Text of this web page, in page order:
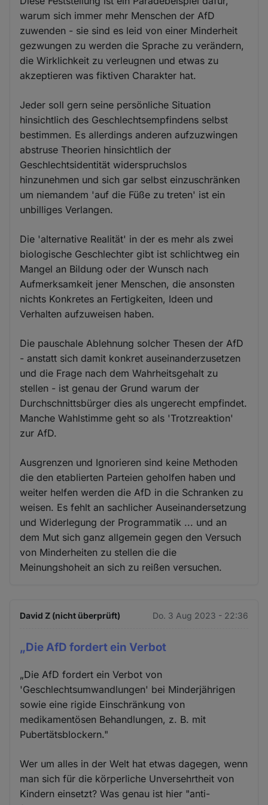
warum sich immer mehr Menschen der AfD
zuwenden - sie sind es leid von einer Minderheit
gezwungen zu werden die Sprache zu verändern,
die Wirklichkeit zu verleugnen und etwas zu
akzeptieren was fiktiven Charakter hat.
Jeder soll gern seine persönliche Situation
hinsichtlich des Geschlechtsempfindens selbst
bestimmen. Es allerdings anderen aufzuzwingen
abstruse Theorien hinsichtlich der
Geschlechtsidentität widerspruchslos
hinzunehmen und sich gar selbst einzuschränken
um niemandem 'auf die Füße zu treten' ist ein
unbilliges Verlangen.
Die 'alternative Realität' in der es mehr als zwei
biologische Geschlechter gibt ist schlichtweg ein
Mangel an Bildung oder der Wunsch nach
Aufmerksamkeit jener Menschen, die ansonsten
nichts Konkretes an Fertigkeiten, Ideen und
Verhalten aufzuweisen haben.
Die pauschale Ablehnung solcher Thesen der AfD
- anstatt sich damit konkret auseinanderzusetzen
und die Frage nach dem Wahrheitsgehalt zu
stellen - ist genau der Grund warum der
Durchschnittsbürger dies als ungerecht empfindet.
Manche Wahlstimme geht so als 'Trotzreaktion'
zur AfD.
Ausgrenzen und Ignorieren sind keine Methoden
die den etablierten Parteien geholfen haben und
weiter helfen werden die AfD in die Schranken zu
weisen. Es fehlt an sachlicher Auseinandersetzung
und Widerlegung der Programmatik ... und an
dem Mut sich ganz allgemein gegen den Versuch
von Minderheiten zu stellen die die
Meinungshoheit an sich zu reißen versuchen.
David Z (nicht überprüft) Do. 3 Aug 2023 - 22:36
„Die AfD fordert ein Verbot
„Die AfD fordert ein Verbot von
'Geschlechtsumwandlungen' bei Minderjährigen
sowie eine rigide Einschränkung von
medikamentösen Behandlungen, z. B. mit
Pubertätsblockern."
Wer um alles in der Welt hat etwas dagegen, wenn
man sich für die körperliche Unversehrtheit von
Kindern einsetzt? Was genau ist hier "anti-